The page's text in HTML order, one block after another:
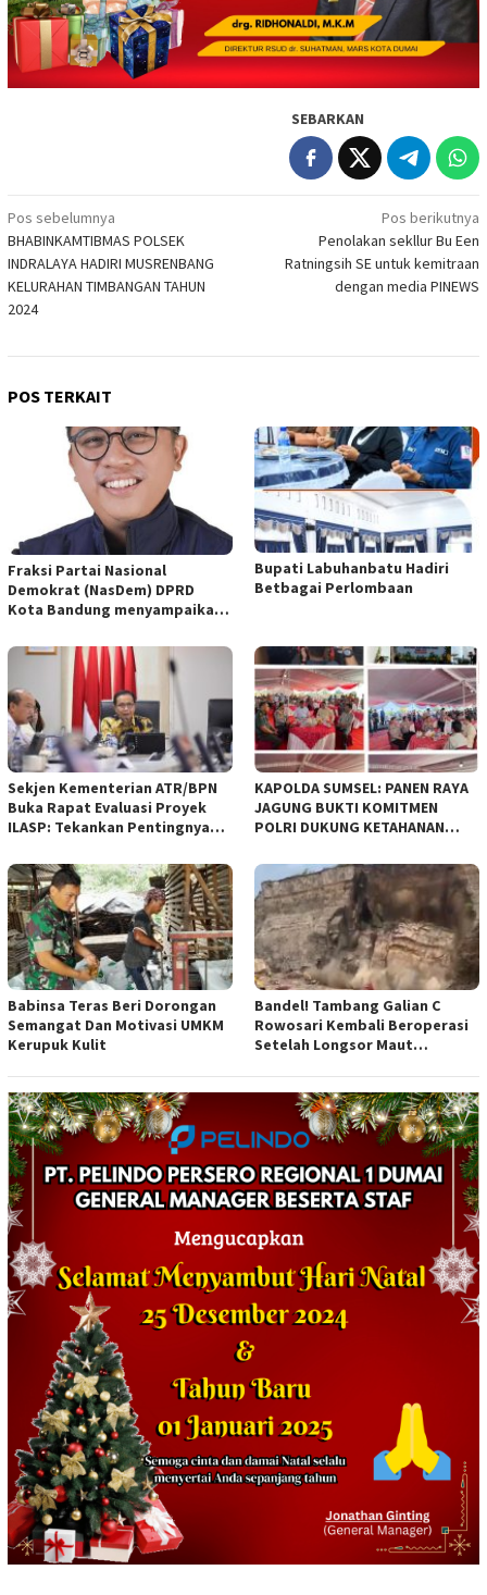
SEBARKAN
Navigasi
pos
Pos sebelumnya
BHABINKAMTIBMAS POLSEK
INDRALAYA HADIRI MUSRENBANG
KELURAHAN TIMBANGAN TAHUN
2024
Pos berikutnya
Penolakan sekllur Bu Een
Ratningsih SE untuk kemitraan
dengan media PINEWS
POS TERKAIT
Fraksi Partai Nasional
Demokrat (NasDem) DPRD
Kota Bandung menyampaikan
empat Rancangan Peraturan
Daerah (Raperda) yang
diajukan Pemerintah Kota
Bandung
Bupati Labuhanbatu Hadiri
Betbagai Perlombaan
Sekjen Kementerian ATR/BPN
Buka Rapat Evaluasi Proyek
ILASP: Tekankan Pentingnya
Anggaran
KAPOLDA SUMSEL: PANEN RAYA
JAGUNG BUKTI KOMITMEN
POLRI DUKUNG KETAHANAN
Babinsa Teras Beri Dorongan
Semangat Dan Motivasi UMKM
Kerupuk Kulit
Bandel! Tambang Galian C
Rowosari Kembali Beroperasi
Setelah Longsor Maut